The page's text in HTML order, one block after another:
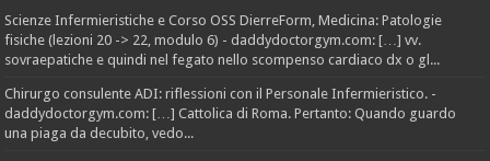
Scienze Infermieristiche e Corso OSS DierreForm, Medicina: Patologie
fisiche (lezioni 20 -> 22, modulo 6) - daddydoctorgym.com: […] vv.
sovraepatiche e quindi nel fegato nello scompenso cardiaco dx o gl...
Chirurgo consulente ADI: riflessioni con il Personale Infermieristico. -
daddydoctorgym.com: […] Cattolica di Roma. Pertanto: Quando guardo
una piaga da decubito, vedo...